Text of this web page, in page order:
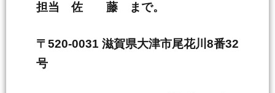
担当 佐 藤 まで。
〒520-0031 滋賀県大津市尾花川8番32
号